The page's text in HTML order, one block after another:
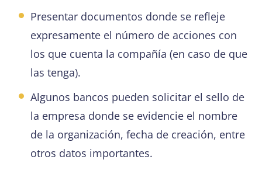
Presentar documentos donde se refleje
expresamente el número de acciones con
los que cuenta la compañía (en caso de que
las tenga).
Algunos bancos pueden solicitar el sello de
la empresa donde se evidencie el nombre
de la organización, fecha de creación, entre
otros datos importantes.